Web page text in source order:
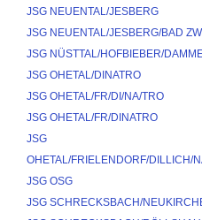
JSG NEUENTAL/JESBERG
JSG NEUENTAL/JESBERG/BAD
JSG NÜSTTAL/HOFBIEBER/
JSG OHETAL/DINATRO
JSG OHETAL/FR/DI/NA/TRO
JSG OHETAL/FR/DINATRO
JSG
OHETAL/FRIELENDORF/DILLICH/
JSG OSG
JSG SCHRECKSBACH/